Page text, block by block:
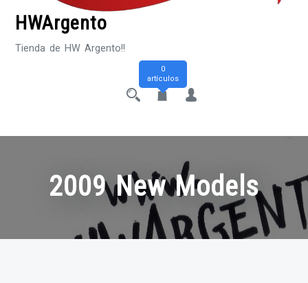
HWArgento
Tienda de HW Argento!!
0
artículos
2009 New Models